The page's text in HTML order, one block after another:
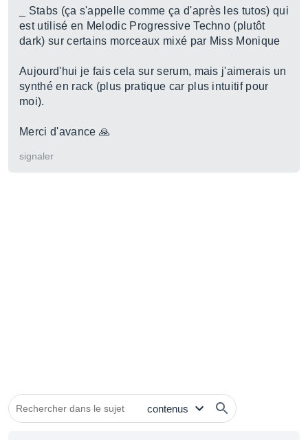
_ Stabs (ça s'appelle comme ça d'après les tutos) qui
est utilisé en Melodic Progressive Techno (plutôt
dark) sur certains morceaux mixé par Miss Monique
Aujourd'hui je fais cela sur serum, mais j'aimerais un
synthé en rack (plus pratique car plus intuitif pour
moi).
Merci d'avance 🙏
signaler